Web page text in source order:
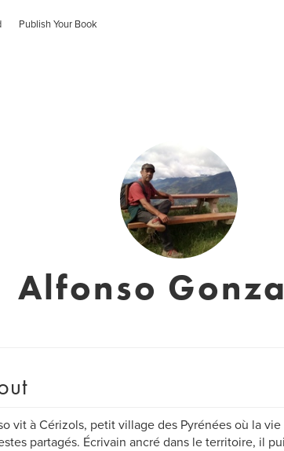
Publish Your Book
Alfonso
vit à Cérizols, petit village des Pyrénées où la vie
partagés. Écrivain ancré dans le territoire, il